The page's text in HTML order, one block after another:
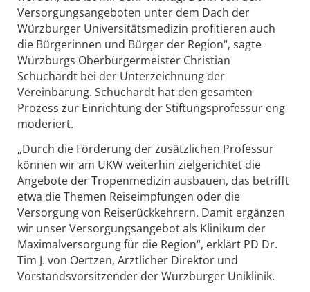
Versorgungsangeboten unter dem Dach der
Würzburger Universitätsmedizin profitieren auch
die Bürgerinnen und Bürger der Region“, sagte
Würzburgs Oberbürgermeister Christian
Schuchardt bei der Unterzeichnung der
Vereinbarung. Schuchardt hat den gesamten
Prozess zur Einrichtung der Stiftungsprofessur eng
moderiert.
„Durch die Förderung der zusätzlichen Professur
können wir am UKW weiterhin zielgerichtet die
Angebote der Tropenmedizin ausbauen, das betrifft
etwa die Themen Reiseimpfungen oder die
Versorgung von Reiserückkehrern. Damit ergänzen
wir unser Versorgungsangebot als Klinikum der
Maximalversorgung für die Region“, erklärt PD Dr.
Tim J. von Oertzen, Ärztlicher Direktor und
Vorstandsvorsitzender der Würzburger Uniklinik.